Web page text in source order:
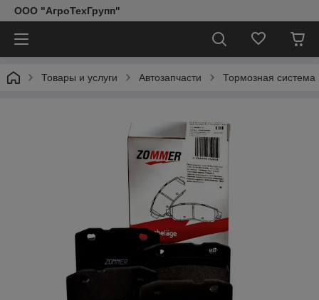
ООО "АгроТехГрупп"
Товары и услуги Автозапчасти Тормозная система